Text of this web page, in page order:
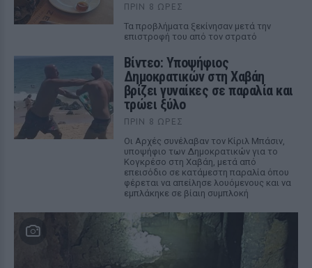
ΠΡΙΝ 8 ΏΡΕΣ
Τα προβλήματα ξεκίνησαν μετά την
επιστροφή του από τον στρατό
Βίντεο: Υποψήφιος
Δημοκρατικών στη Χαβάη
βρίζει γυναίκες σε παραλία και
τρώει ξύλο
ΠΡΙΝ 8 ΏΡΕΣ
Οι Αρχές συνέλαβαν τον Κίριλ Μπάσιν,
υποψήφιο των Δημοκρατικών για το
Κογκρέσο στη Χαβάη, μετά από
επεισόδιο σε κατάμεστη παραλία όπου
φέρεται να απείλησε λουόμενους και να
εμπλάκηκε σε βίαιη συμπλοκή